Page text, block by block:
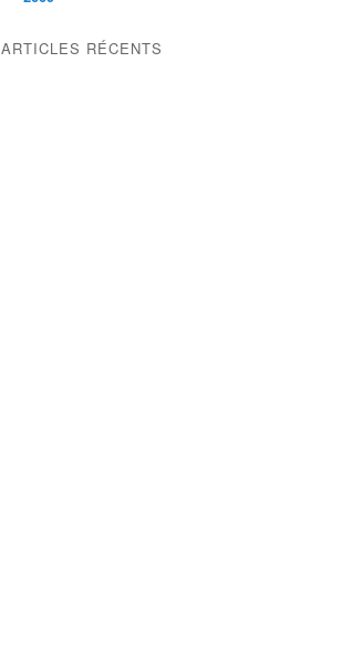
ARTICLES RÉCENTS